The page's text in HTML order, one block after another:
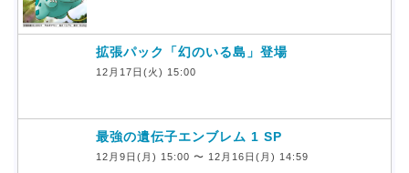
拡張パック「幻のいる島」登場
12月17日(火) 15:00
最強の遺伝子エンブレム 1 SP
12月9日(月) 15:00 〜 12月16日(月) 14:59